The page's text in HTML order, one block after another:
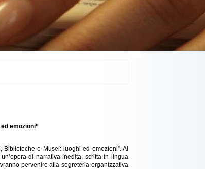
emozioni”
e Musei: luoghi ed emozioni”. Al
di narrativa inedita, scritta in lingua
pervenire alla segreteria organizzativa